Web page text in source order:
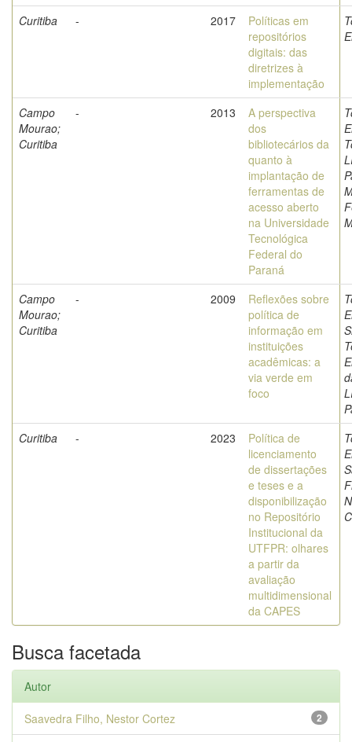
Curitiba - 2017
Políticas em
repositórios
digitais: das
diretrizes à
implementação
Campo
Mourao;
Curitiba
- 2013
A perspectiva
dos
bibliotecários da
quanto à
implantação de
ferramentas de
acesso aberto
na Universidade
Tecnológica
Federal do
Paraná
Campo
Mourao;
Curitiba
- 2009
Reflexões sobre
política de
informação em
instituições
acadêmicas: a
via verde em
foco
Curitiba
- 2023
Política de
licenciamento
de dissertações
e teses e a
disponibilização
no Repositório
Institucional da
UTFPR: olhares
a partir da
avaliação
multidimensional
da CAPES
Busca facetada
Autor
2
Saavedra Filho, Nestor Cortez